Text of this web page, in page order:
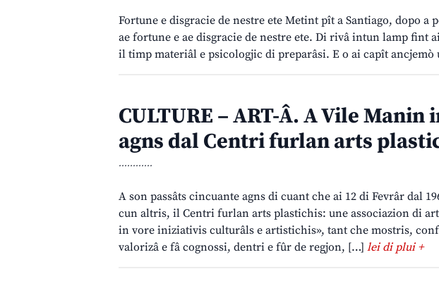
Fortune e disgracie de nestre ete Metint pît a Santiago, dopo a
ae fortune e ae disgracie de nestre ete. Di rivâ intun lamp fint
il timp materiâl e psicologjic di preparâsi. E o ai capît
CULTURE – ART-Â. A Vile Manin
agns dal Centri furlan arts
............
A son passâts cincuante agns di cuant che ai 12 di Fevrâr dal
cun altris, il Centri furlan arts plastichis: une associazion di
in vore iniziativis culturâls e artistichis», tant che mostris,
valorizâ e fâ cognossi, dentri e fûr de regjon, […] lei di plui +